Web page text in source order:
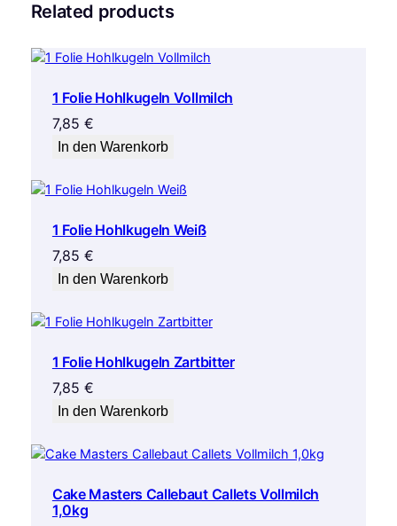
Related products
1 Folie Hohlkugeln Vollmilch
7,85 €
In den Warenkorb
1 Folie Hohlkugeln Weiß
7,85 €
In den Warenkorb
1 Folie Hohlkugeln Zartbitter
7,85 €
In den Warenkorb
Cake Masters Callebaut Callets Vollmilch
1,0kg